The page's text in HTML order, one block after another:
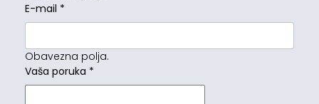
E-mail *
Obavezna polja.
Vaša poruka *